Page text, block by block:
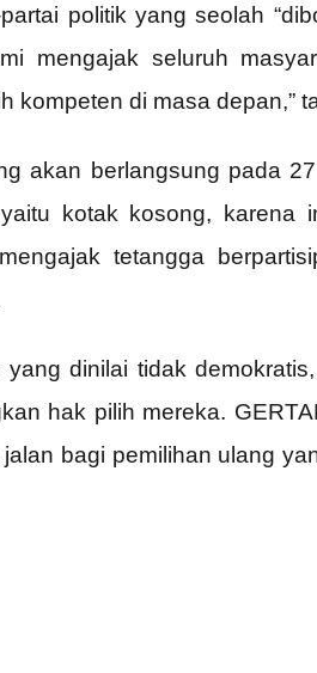
politik yang seolah
mengajak seluruh
kompeten di masa depan,”
akan berlangsung pada
kotak kosong, karena
tetangga
dinilai tidak
hak pilih mereka.
bagi pemilihan ulang